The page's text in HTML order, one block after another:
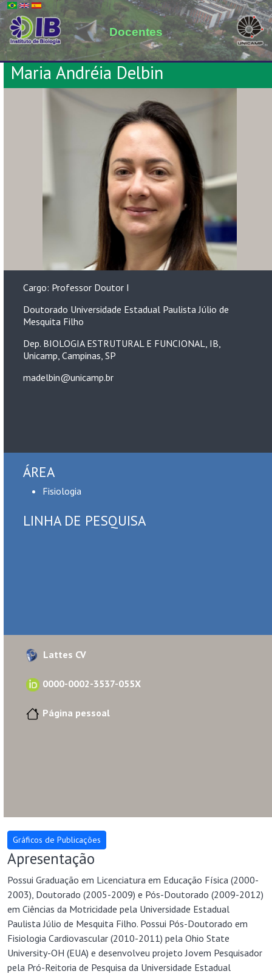
Docentes
Maria Andréia Delbin
Cargo: Professor Doutor I
Doutorado Universidade Estadual Paulista Júlio de
Mesquita Filho
Dep. BIOLOGIA ESTRUTURAL E FUNCIONAL, IB,
Unicamp, Campinas, SP
madelbin@unicamp.br
ÁREA
Fisiologia
LINHA DE PESQUISA
Lattes CV
0000-0002-3537-055X
Página pessoal
Apresentação
Possui Graduação em Licenciatura em Educação Física (2000-
2003), Doutorado (2005-2009) e Pós-Doutorado (2009-2012)
em Ciências da Motricidade pela Universidade Estadual
Paulista Júlio de Mesquita Filho. Possui Pós-Doutorado em
Fisiologia Cardiovascular (2010-2011) pela Ohio State
University-OH (EUA) e desenvolveu projeto Jovem Pesquisador
pela Pró-Reitoria de Pesquisa da Universidade Estadual